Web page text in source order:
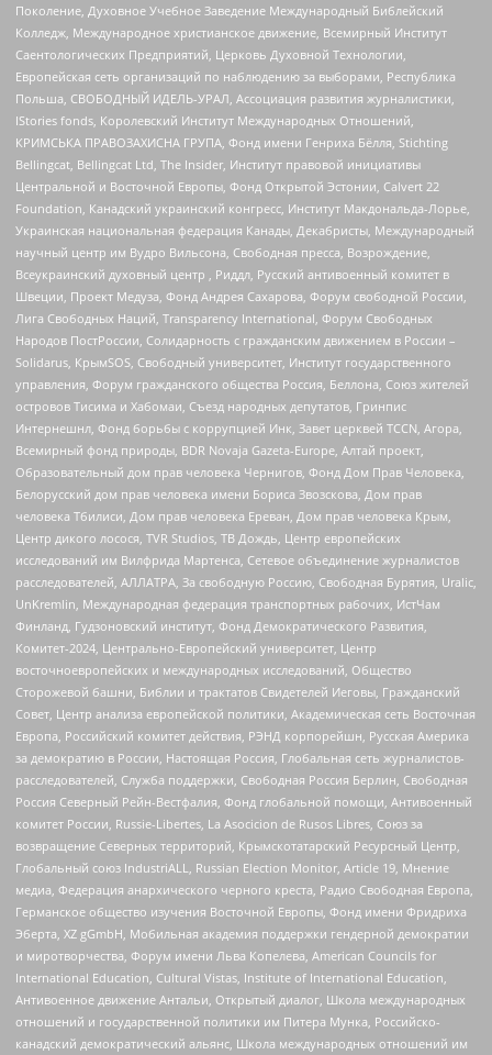
Поколение, Духовное Учебное Заведение Международный Библейский
Колледж, Международное христианское движение, Всемирный Институт
Саентологических Предприятий, Церковь Духовной Технологии,
Европейская сеть организаций по наблюдению за выборами, Республика
Польша, СВОБОДНЫЙ ИДЕЛЬ-УРАЛ, Ассоциация развития журналистики,
IStories fonds, Королевский Институт Международных Отношений,
КРИМСЬКА ПРАВОЗАХИСНА ГРУПА, Фонд имени Генриха Бёлля, Stichting
Bellingcat, Bellingcat Ltd, The Insider, Институт правовой инициативы
Центральной и Восточной Европы, Фонд Открытой Эстонии, Calvert 22
Foundation, Канадский украинский конгресс, Институт Макдональда-Лорье,
Украинская национальная федерация Канады, Декабристы, Международный
научный центр им Вудро Вильсона, Свободная пресса, Возрождение,
Всеукраинский духовный центр , Риддл, Русский антивоенный комитет в
Швеции, Проект Медуза, Фонд Андрея Сахарова, Форум свободной России,
Лига Свободных Наций, Transparеncy International, Форум Свободных
Народов ПостРоссии, Солидарность с гражданским движением в России –
Solidarus, КрымSOS, Свободный университет, Институт государственного
управления, Форум гражданского общества Россия, Беллона, Союз жителей
островов Тисима и Хабомаи, Съезд народных депутатов, Гринпис
Интернешнл, Фонд борьбы с коррупцией Инк, Завет церквей TCCN, Агора,
Всемирный фонд природы, BDR Novaja Gazeta-Europe, Алтай проект,
Образовательный дом прав человека Чернигов, Фонд Дом Прав Человека,
Белорусский дом прав человека имени Бориса Звозскова, Дом прав
человека Тбилиси, Дом прав человека Ереван, Дом прав человека Крым,
Центр дикого лосося, TVR Studios, ТВ Дождь, Центр европейских
исследований им Вилфрида Мартенса, Сетевое объединение журналистов
расследователей, АЛЛАТРА, За свободную Россию, Свободная Бурятия, Uralic,
UnKremlin, Международная федерация транспортных рабочих, ИстЧам
Финланд, Гудзоновский институт, Фонд Демократического Развития,
Комитет-2024, Центрально-Европейский университет, Центр
восточноевропейских и международных исследований, Общество
Сторожевой башни, Библии и трактатов Свидетелей Иеговы, Гражданский
Совет, Центр анализа европейской политики, Академическая сеть Восточная
Европа, Российский комитет действия, РЭНД корпорейшн, Русская Америка
за демократию в России, Настоящая Россия, Глобальная сеть журналистов-
расследователей, Служба поддержки, Свободная Россия Берлин, Свободная
Россия Северный Рейн-Вестфалия, Фонд глобальной помощи, Антивоенный
комитет России, Russie-Libertes, La Asocicion de Rusos Libres, Союз за
возвращение Северных территорий, Крымскотатарский Ресурсный Центр,
Глобальный союз IndustriALL, Russian Election Monitor, Article 19, Мнение
медиа, Федерация анархического черного креста, Радио Свободная Европа,
Германское общество изучения Восточной Европы, Фонд имени Фридриха
Эберта, XZ gGmbH, Мобильная академия поддержки гендерной демократии
и миротворчества, Форум имени Льва Копелева, American Councils for
International Education, Cultural Vistas, Institute of International Education,
Антивоенное движение Антальи, Открытый диалог, Школа международных
отношений и государственной политики им Питера Мунка, Российско-
канадский демократический альянс, Школа международных отношений им